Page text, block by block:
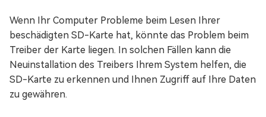
Wenn Ihr Computer Probleme beim Lesen Ihrer
beschädigten SD-Karte hat, könnte das Problem beim
Treiber der Karte liegen. In solchen Fällen kann die
Neuinstallation des Treibers Ihrem System helfen, die
SD-Karte zu erkennen und Ihnen Zugriff auf Ihre Daten
zu gewähren.